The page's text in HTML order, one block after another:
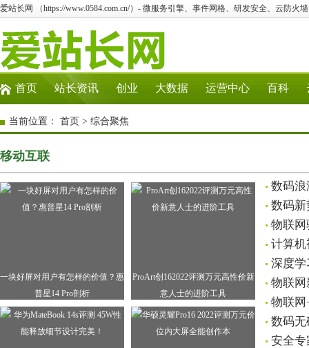
爱站长网 （https://www.0584.com.cn/）- 微服务引擎、事件网格、研发安全、云防火
首页 站长资讯 创业 大数据 运营中心 百科
当前位置： 首页 > 综合聚焦
移动互联
一块好屏对用户有怎样的价值？惠
普星14 Pro剖析
ProArt创162022评测万元高性价新
意人士的进阶工具
数码
数码
物联
计算
深度
物联
物联
数码
安全